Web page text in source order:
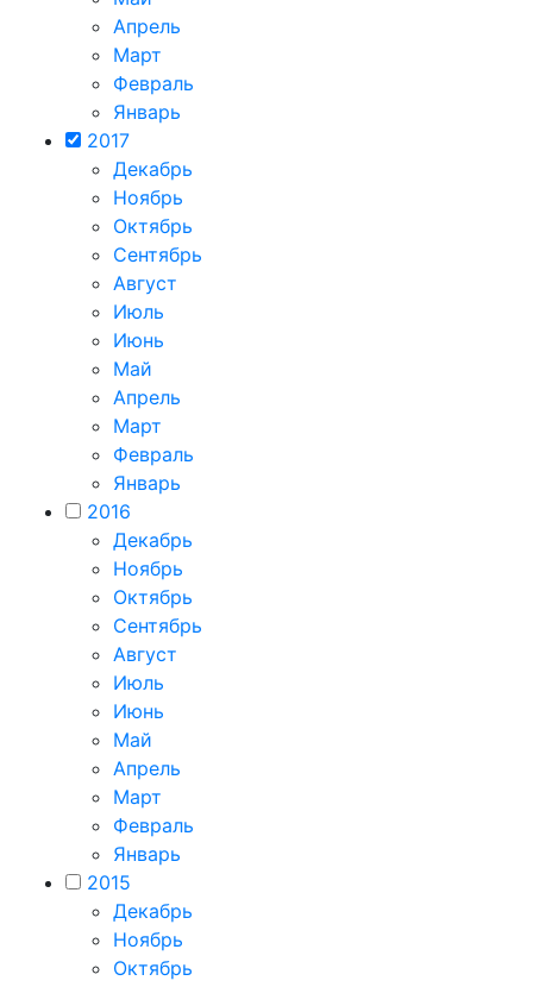
Апрель
Март
Февраль
Январь
2017
Декабрь
Ноябрь
Октябрь
Сентябрь
Август
Июль
Июнь
Май
Апрель
Март
Февраль
Январь
2016
Декабрь
Ноябрь
Октябрь
Сентябрь
Август
Июль
Июнь
Май
Апрель
Март
Февраль
Январь
2015
Декабрь
Ноябрь
Октябрь